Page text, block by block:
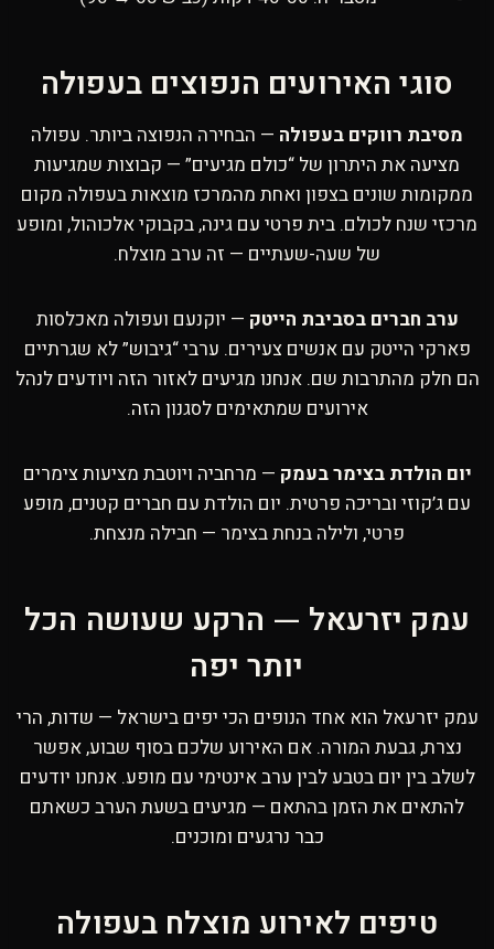
סוגי האירועים הנפוצים בעפולה
מסיבת רווקים בעפולה — הבחירה הנפוצה ביותר. עפולה
מציעה את היתרון של “כולם מגיעים” — קבוצות שמגיעות
ממקומות שונים בצפון ואחת מהמרכז מוצאות בעפולה מקום
מרכזי שנח לכולם. בית פרטי עם גינה, בקבוקי אלכוהול, ומופע
של שעה-שעתיים — זה ערב מוצלח.
ערב חברים בסביבת הייטק — יוקנעם ועפולה מאכלסות
פארקי הייטק עם אנשים צעירים. ערבי “גיבוש” לא שגרתיים
הם חלק מהתרבות שם. אנחנו מגיעים לאזור הזה ויודעים לנהל
אירועים שמתאימים לסגנון הזה.
יום הולדת בצימר בעמק — מרחביה ויוטבת מציעות צימרים
עם ג’קוזי ובריכה פרטית. יום הולדת עם חברים קטנים, מופע
פרטי, ולילה בנחת בצימר — חבילה מנצחת.
עמק יזרעאל — הרקע שעושה הכל
יותר יפה
עמק יזרעאל הוא אחד הנופים הכי יפים בישראל — שדות, הרי
נצרת, גבעת המורה. אם האירוע שלכם בסוף שבוע, אפשר
לשלב בין יום בטבע לבין ערב אינטימי עם מופע. אנחנו יודעים
להתאים את הזמן בהתאם — מגיעים בשעת הערב כשאתם
כבר נרגעים ומוכנים.
טיפים לאירוע מוצלח בעפולה